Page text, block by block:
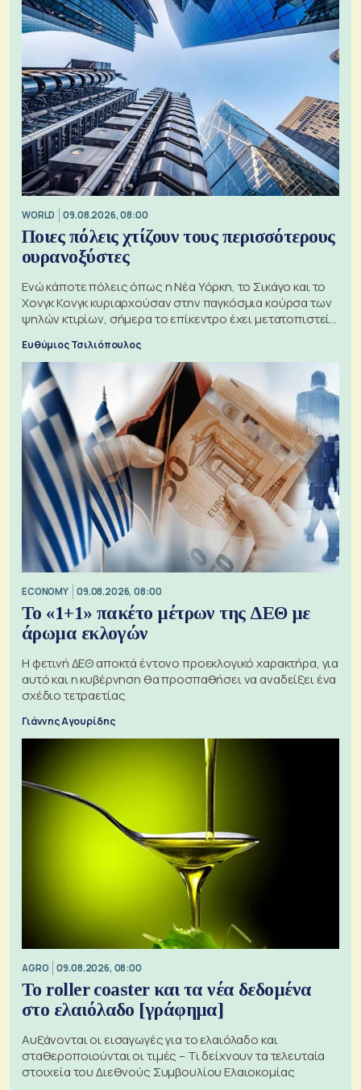
WORLD 09.08.2026, 08:00
Ποιες πόλεις χτίζουν τους περισσότερους
ουρανοξύστες
Ενώ κάποτε πόλεις όπως η Νέα Υόρκη, το Σικάγο και το
Χονγκ Κονγκ κυριαρχούσαν στην παγκόσμια κούρσα των
ψηλών κτιρίων, σήμερα το επίκεντρο έχει μετατοπιστεί
Ευθύμιος Τσιλιόπουλος
ECONOMY 09.08.2026, 08:00
Το «1+1» πακέτο μέτρων της ΔΕΘ με
άρωμα εκλογών
Η φετινή ΔΕΘ αποκτά έντονο προεκλογικό χαρακτήρα, για
αυτό και η κυβέρνηση θα προσπαθήσει να αναδείξει ένα
σχέδιο τετραετίας
Γιάννης Αγουρίδης
AGRO 09.08.2026, 08:00
Το roller coaster και τα νέα δεδομένα
στο ελαιόλαδο [γράφημα]
Αυξάνονται οι εισαγωγές για το ελαιόλαδο και
σταθεροποιούνται οι τιμές – Τι δείχνουν τα τελευταία
στοιχεία του Διεθνούς Συμβουλίου Ελαιοκομίας